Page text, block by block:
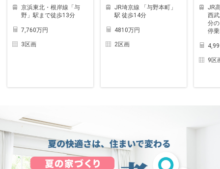
京浜東北・根岸線「与
野」駅まで徒歩13分
7,760万円
3区画
JR埼京線 「与野本町」
駅 徒歩14分
4810万円
2区画
JR
西
分
停
9区